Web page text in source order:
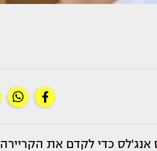
כדי לקדם את הקריירה